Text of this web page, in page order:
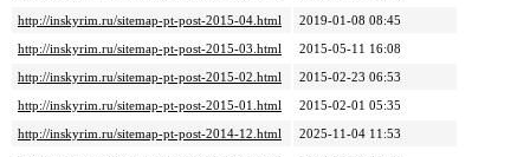
http://inskyrim.ru/sitemap-pt-post-2015-04.html
2019-01-08 08:45
http://inskyrim.ru/sitemap-pt-post-2015-03.html
2015-05-11 16:08
http://inskyrim.ru/sitemap-pt-post-2015-02.html
2015-02-23 06:53
http://inskyrim.ru/sitemap-pt-post-2015-01.html
2015-02-01 05:35
http://inskyrim.ru/sitemap-pt-post-2014-12.html
2025-11-04 11:53